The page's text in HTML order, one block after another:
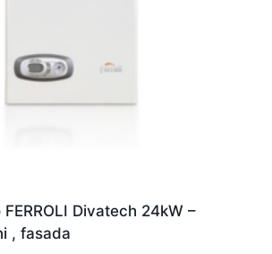
Divatech 24kW –
, fasada